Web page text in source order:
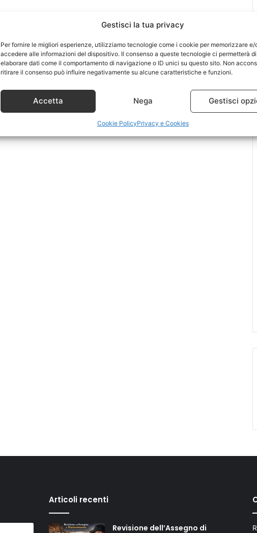
Gestisci la tua privacy
Per fornire le migliori esperienze, utilizziamo tecnologie come i cookie per memorizzare e/
accedere alle informazioni del dispositivo. Il consenso a queste tecnologie ci permetterà di
elaborare dati come il comportamento di navigazione o ID unici su questo sito. Non
ritirare il consenso può influire negativamente su alcune caratteristiche e funzioni.
Accetta Nega Gestisci
Cookie PolicyPrivacy e Cookies
Articoli recenti
Revisione dell’Assegno di